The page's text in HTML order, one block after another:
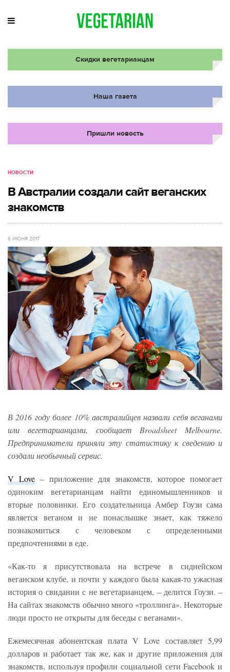
Скидки вегетарианцам
Наша газета
Пришли новость
НОВОСТИ
В Австралии создали сайт веганских
знакомств
6 ИЮНЯ 2017
В 2016 году более 10% австралийцев назвали себя веганами
или вегетарианцами, сообщает Broadsheet Melbourne.
Предприниматели приняли эту статистику к сведению и
создали необычный сервис.
V Love – приложение для знакомств, которое помогает
одиноким вегетарианцам найти единомышленников и
вторые половинки. Его создательница Амбер Гоузи сама
является веганом и не понаслышке знает, как тяжело
познакомиться с человеком с определенными
предпочтениями в еде.
«Как-то я присутствовала на встрече в сиднейском
веганском клубе, и почти у каждого была какая-то ужасная
история о свидании с не вегетарианцем, – делится Гоузи. –
На сайтах знакомств обычно много «троллинга». Некоторые
люди просто не открыты для беседы с веганами».
Ежемесячная абонентская плата V Love составляет 5,99
долларов и работает так же, как и другие приложения для
знакомств, используя профили социальной сети Facebook и